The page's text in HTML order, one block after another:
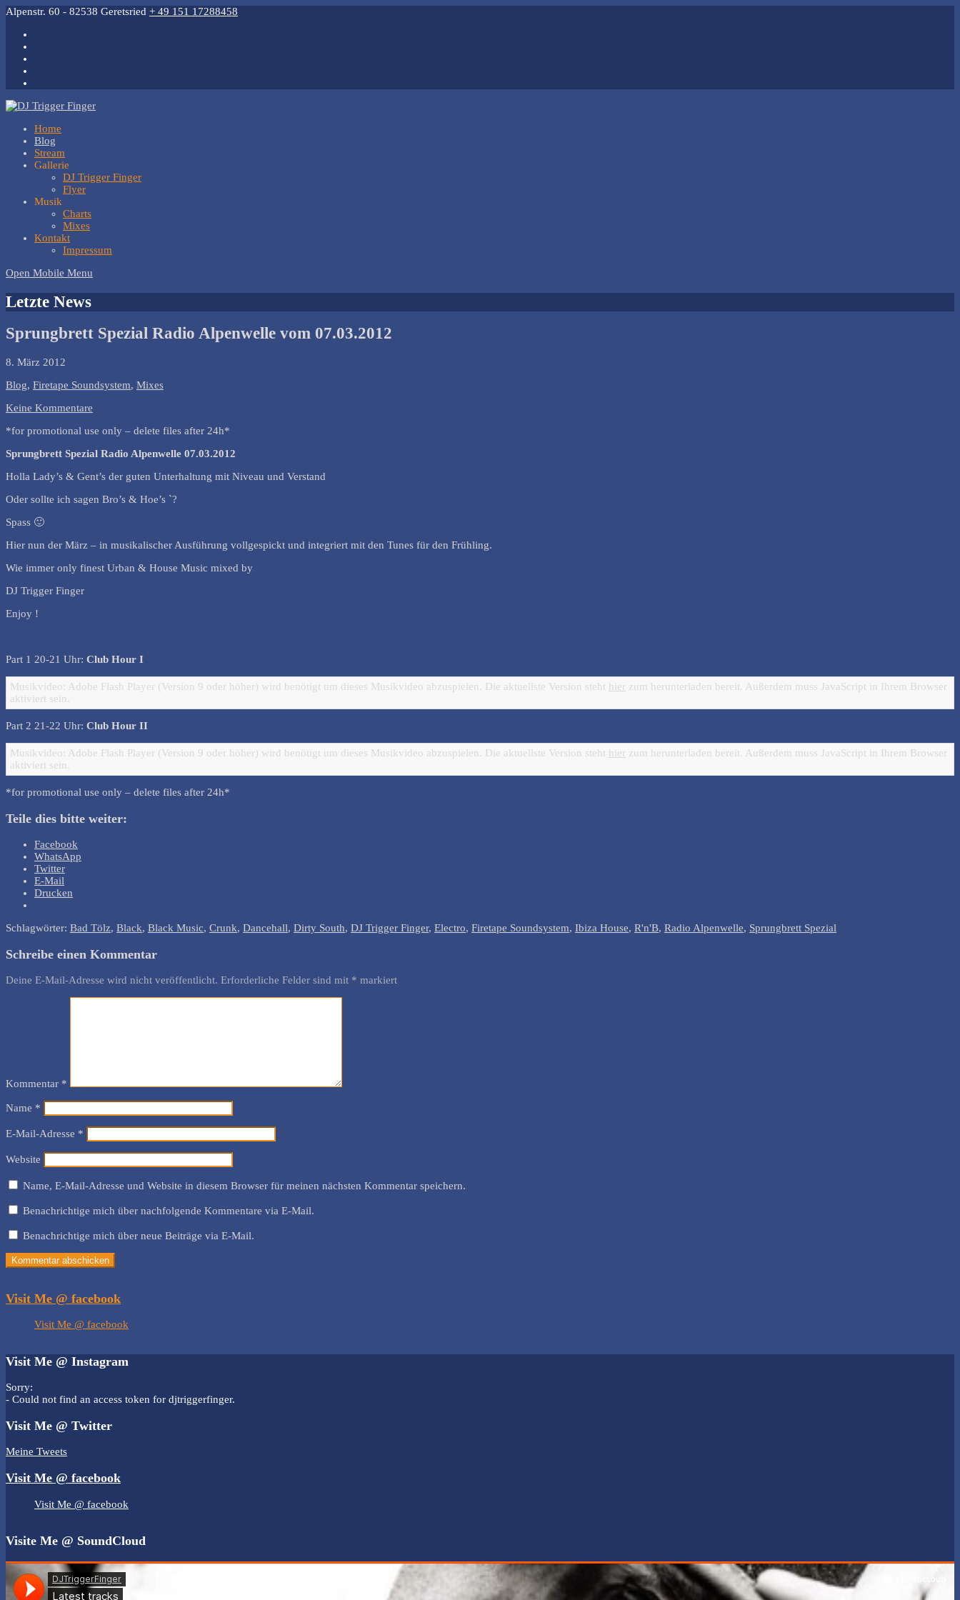
Alpenstr. 60 - 82538 Geretsried + 49 151 17288458
Home
Blog
Stream
Gallerie
DJ Trigger Finger
Flyer
Musik
Charts
Mixes
Kontakt
Impressum
Open Mobile Menu
Letzte News
Sprungbrett Spezial Radio Alpenwelle vom 07.03.2012
8. März 2012
Blog, Firetape Soundsystem, Mixes
Keine Kommentare
*for promotional use only – delete files after 24h*
Sprungbrett Spezial Radio Alpenwelle 07.03.2012
Holla Lady’s & Gent’s der guten Unterhaltung mit Niveau und Verstand
Oder sollte ich sagen Bro’s & Hoe’s `?
Spass 🙂
Hier nun der März – in musikalischer Ausführung vollgespickt und integriert mit den Tunes für den Frühling.
Wie immer only finest Urban & House Music mixed by
DJ Trigger Finger
Enjoy !
Part 1 20-21 Uhr: Club Hour I
Musikvideo: Adobe Flash Player (Version 9 oder höher) wird benötigt um dieses Musikvideo abzuspielen. Die aktuellste Version steht hier zum herunterladen bereit. Außerdem muss JavaScript in Ihrem Browser
aktiviert sein.
Part 2 21-22 Uhr: Club Hour II
Musikvideo: Adobe Flash Player (Version 9 oder höher) wird benötigt um dieses Musikvideo abzuspielen. Die aktuellste Version steht hier zum herunterladen bereit. Außerdem muss JavaScript in Ihrem Browser
aktiviert sein.
*for promotional use only – delete files after 24h*
Teile dies bitte weiter:
Facebook
WhatsApp
Twitter
E-Mail
Drucken
Schlagwörter: Bad Tölz, Black, Black Music, Crunk, Dancehall, Dirty South, DJ Trigger Finger, Electro, Firetape Soundsystem, Ibiza House, R'n'B, Radio Alpenwelle, Sprungbrett Spezial
Schreibe einen Kommentar
Deine E-Mail-Adresse wird nicht veröffentlicht. Erforderliche Felder sind mit * markiert
Kommentar *
Name *
E-Mail-Adresse *
Website
Name, E-Mail-Adresse und Website in diesem Browser für meinen nächsten Kommentar speichern.
Benachrichtige mich über nachfolgende Kommentare via E-Mail.
Benachrichtige mich über neue Beiträge via E-Mail.
Visit Me @ facebook
Visit Me @ facebook
Visit Me @ Instagram
Sorry:
- Could not find an access token for djtriggerfinger.
Visit Me @ Twitter
Meine Tweets
Visit Me @ facebook
Visit Me @ facebook
Visite Me @ SoundCloud